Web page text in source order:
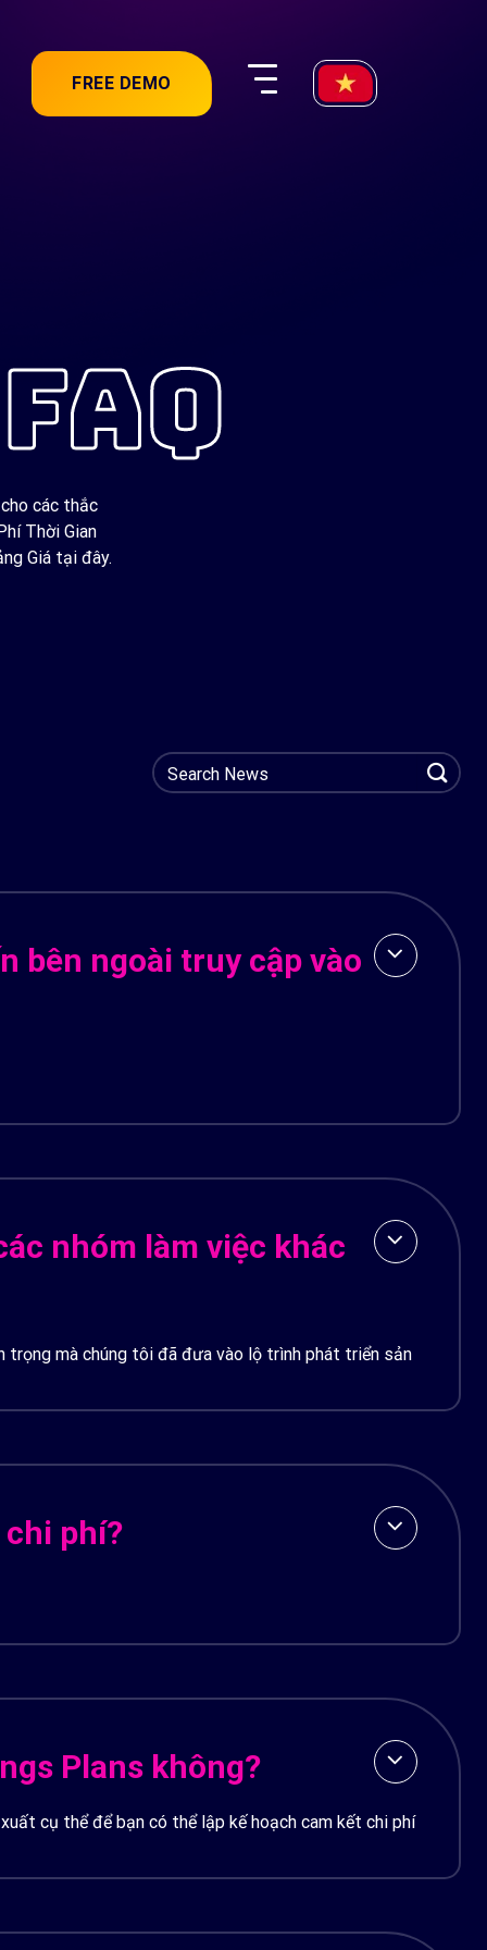
FREE DEMO
các thắc
Thời Gian
Giá tại đây.
bên ngoài truy cập vào
nhóm làm việc khác
trọng mà chúng tôi đã đưa vào lộ trình phát triển sản
phí?
Plans không?
cụ thể để bạn có thể lập kế hoạch cam kết chi phí